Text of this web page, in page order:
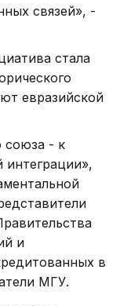
связей», -
стала
евразийской
союза - к
интеграции»,
и
в
МГУ.